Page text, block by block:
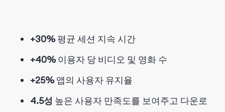
+30%평균 세션 지속 시간
+40%이용자 당 비디오 및 영화 수
+25%앱의 사용자 유지율
4.5성 높은 사용자 만족도를 보여주고 다운로